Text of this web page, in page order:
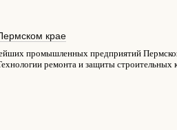
крае
промышленных предприятий
ремонта и защиты строительных